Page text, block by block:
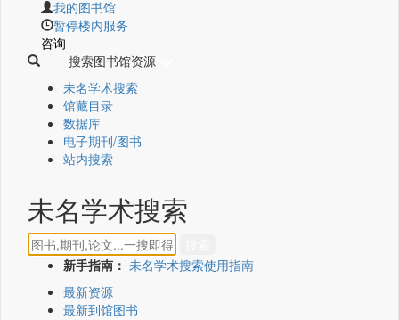
我的图书馆
暂停楼内服务
咨询
搜索图书馆资源
未名学术搜索
馆藏目录
数据库
电子期刊/图书
站内搜索
未名学术搜索
新手指南： 未名学术搜索使用指南
最新资源
最新到馆图书